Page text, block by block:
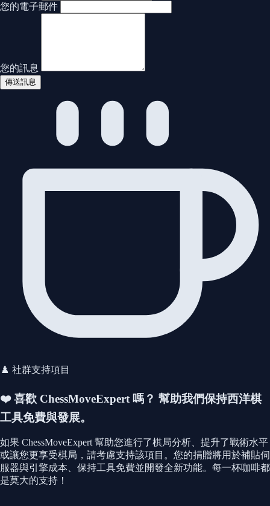
您的電子郵件
您的訊息
傳送訊息
♟️ 社群支持項目
❤️ 喜歡 ChessMoveExpert 嗎？ 幫助我們保持西洋棋
工具免費與發展。
如果 ChessMoveExpert 幫助您進行了棋局分析、提升了戰術水平
或讓您更享受棋局，請考慮支持該項目。您的捐贈將用於補貼伺
服器與引擎成本、保持工具免費並開發全新功能。每一杯咖啡都
是莫大的支持！